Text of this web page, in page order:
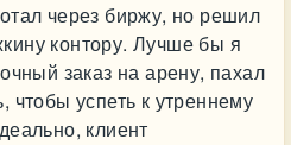
через биржу, но решил
контору. Лучше бы я
заказ на арену, пахал
чтобы успеть к утреннему
клиент